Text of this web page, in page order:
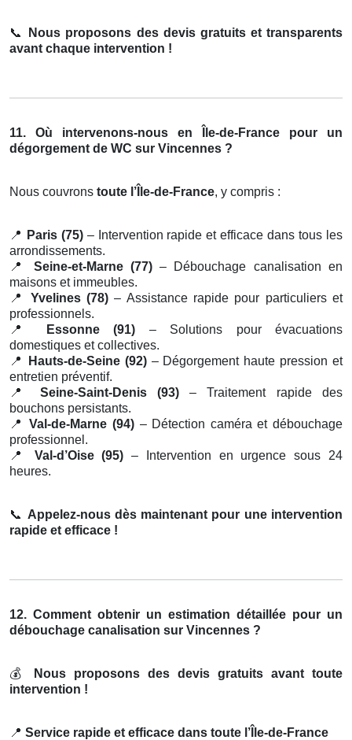
📞
Nous proposons des devis gratuits et transparents
avant chaque intervention !
11. Où intervenons-nous en Île-de-France pour un
dégorgement de WC sur Vincennes ?
Nous couvrons toute l’Île-de-France, y compris :
📍 Paris (75)– Intervention rapide et efficace dans tous les
arrondissements.
📍
Seine-et-Marne (77)– Débouchage canalisation en
maisons et immeubles.
📍
Yvelines (78) – Assistance rapide pour particuliers et
professionnels.
📍
Essonne (91) – Solutions pour évacuations
domestiques et collectives.
📍
Hauts-de-Seine (92)– Dégorgement haute pression et
entretien préventif.
📍
Seine-Saint-Denis (93)– Traitement rapide des
bouchons persistants.
📍
Val-de-Marne (94)– Détection caméra et débouchage
professionnel.
📍
Val-d’Oise (95) – Intervention en urgence sous 24
heures.
📞 Appelez-nous dès maintenant pour une intervention
rapide et efficace !
12. Comment obtenir un estimation détaillée pour un
débouchage canalisation sur Vincennes ?
💰
Nous proposons des devis gratuits avant toute
intervention !
📍 Service rapide et efficace dans toute l’Île-de-France